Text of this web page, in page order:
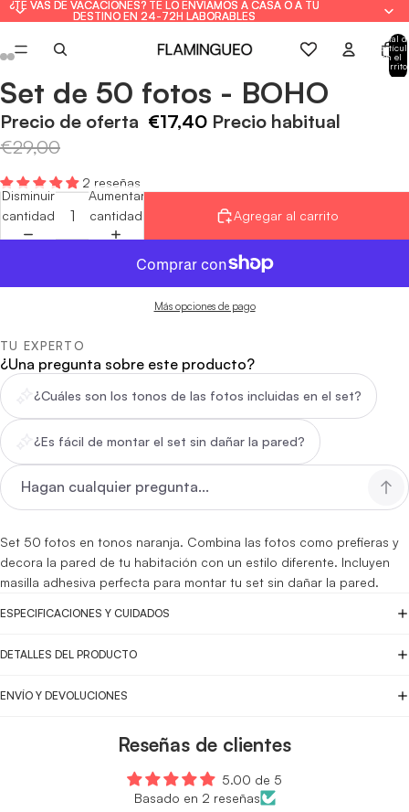
¿TE VAS DE VACACIONES? TE LO ENVIAMOS A CASA O A TU
DESTINO EN 24-72H LABORABLES
¿TE VAS DE VACACIONES? TE LO ENVIAMOS A CASA O A TU
DESTINO EN 24-72H LABORABLES
Total
en el
carrito:
Abrir
imagen
a
pantalla
Abrir
imagen
a
pantalla
Abrir
imagen
a
pantalla
Abrir
imagen
a
pantalla
Abrir
imagen
a
pantalla
Abrir
imagen
a
pantalla
Set de 50 fotos - BOHO
Precio de oferta €17,40 Precio habitual
€29,00
2 reseñas
Disminuir
cantidad
Aumentar
cantidad
Agregar al carrito
Más opciones de pago
TU EXPERTO
¿Una pregunta sobre este producto?
¿Cuáles son los tonos de las fotos incluidas en el set?
¿Es fácil de montar el set sin dañar la pared?
Set 50 fotos en tonos naranja. Combina las fotos como prefieras y
decora la pared de tu habitación con un estilo diferente. Incluyen
masilla adhesiva perfecta para montar tu set sin dañar la pared.
ESPECIFICACIONES Y CUIDADOS
DETALLES DEL PRODUCTO
ENVÍO Y DEVOLUCIONES
Reseñas de clientes
5.00 de 5
Basado en 2 reseñas